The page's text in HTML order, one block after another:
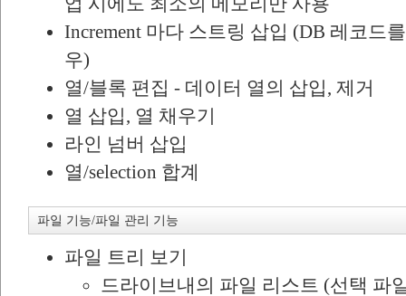
Increment 마다 스트링 삽입 (DB 레코드
우)
열/블록 편집 - 데이터 열의 삽입, 제거
열 삽입, 열 채우기
라인 넘버 삽입
열/selection 합계
파일 기능/파일 관리 기능
파일 트리 보기
드라이브내의 파일 리스트 (선택 파